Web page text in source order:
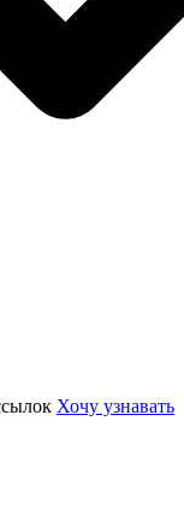
Хочу узнавать